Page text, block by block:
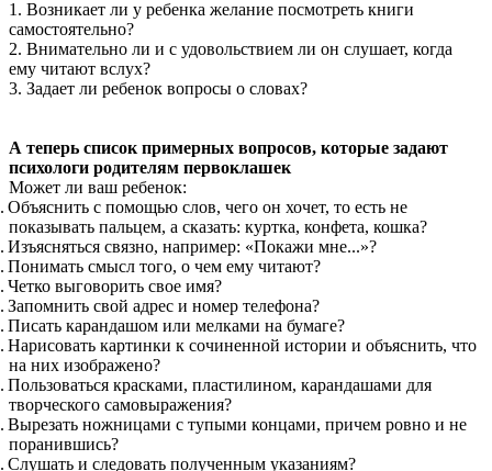
1. Возникает ли у ребенка желание посмотреть книги
самостоятельно?
2. Внимательно ли и с удовольствием ли он слушает, когда
ему читают вслух?
3. Задает ли ребенок вопросы о словах?
А теперь список примерных вопросов, которые задают
психологи родителям первоклашек
Может ли ваш ребенок:
Объяснить с помощью слов, чего он хочет, то есть не
показывать пальцем, а сказать: куртка, конфета, кошка?
Изъясняться связно, например: «Покажи мне...»?
Понимать смысл того, о чем ему читают?
Четко выговорить свое имя?
Запомнить свой адрес и номер телефона?
Писать карандашом или мелками на бумаге?
Нарисовать картинки к сочиненной истории и объяснить, что
на них изображено?
Пользоваться красками, пластилином, карандашами для
творческого самовыражения?
Вырезать ножницами с тупыми концами, причем ровно и не
поранившись?
Слушать и следовать полученным указаниям?